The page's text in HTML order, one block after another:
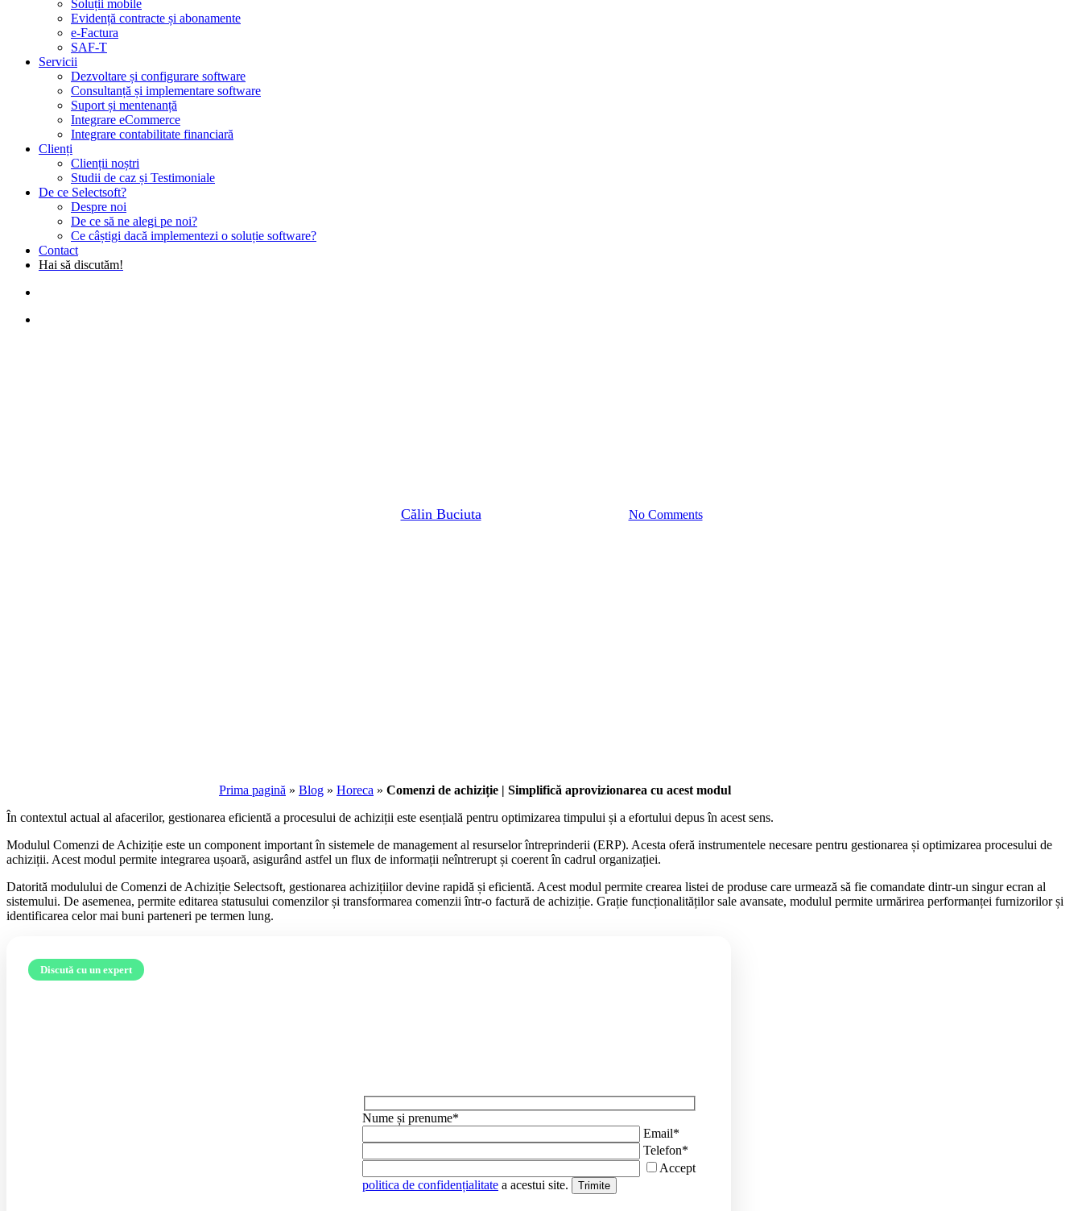
Soluții mobile
Evidență contracte și abonamente
e-Factura
SAF-T
Servicii
Dezvoltare și configurare software
Consultanță și implementare software
Suport și mentenanță
Integrare eCommerce
Integrare contabilitate financiară
Clienți
Clienții noștri
Studii de caz și Testimoniale
De ce Selectsoft?
Despre noi
De ce să ne alegi pe noi?
Ce câștigi dacă implementezi o soluție software?
Contact
Hai să discutăm!
Călin Buciuta No Comments
Prima pagină » Blog » Horeca » Comenzi de achiziție | Simplifică aprovizionarea cu acest modul
În contextul actual al afacerilor, gestionarea eficientă a procesului de achiziții este esențială pentru optimizarea timpului și a efortului depus în acest sens.
Modulul Comenzi de Achiziție este un component important în sistemele de management al resurselor întreprinderii (ERP). Acesta oferă instrumentele necesare pentru gestionarea și optimizarea procesului de
achiziții. Acest modul permite integrarea ușoară, asigurând astfel un flux de informații neîntrerupt și coerent în cadrul organizației.
Datorită modulului de Comenzi de Achiziție Selectsoft, gestionarea achizițiilor devine rapidă și eficientă. Acest modul permite crearea listei de produse care urmează să fie comandate dintr-un singur ecran al
sistemului. De asemenea, permite editarea statusului comenzilor și transformarea comenzii într-o factură de achiziție. Grație funcționalităților sale avansate, modulul permite urmărirea performanței furnizorilor și
identificarea celor mai buni parteneri pe termen lung.
Nume și prenume*
Email*
Telefon*
Accept
politica de confidențialitate a acestui site.